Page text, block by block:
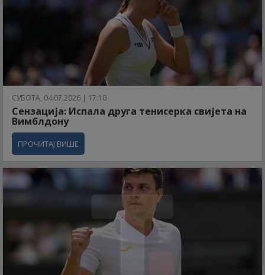
СУБОТА, 04.07.2026 | 17:10
Сензација: Испала друга тенисерка свијета на
Вимблдону
ПРОЧИТАЈ ВИШЕ